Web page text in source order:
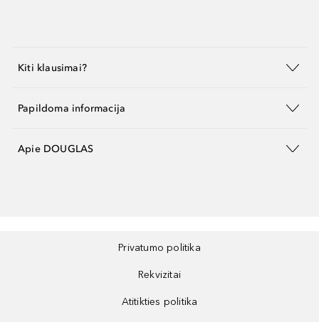
Kiti klausimai?
Papildoma informacija
Apie DOUGLAS
Privatumo politika
Rekvizitai
Atitikties politika